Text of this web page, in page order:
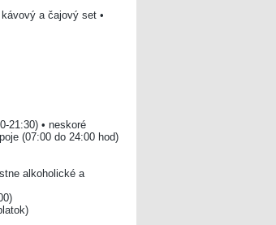
a čajový set •
21:30) • neskoré
(07:00 do 24:00 hod)
alkoholické a